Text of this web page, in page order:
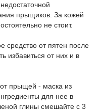
прыщиков. За кожей
не стоит.
средство от пятен после
избавиться от них и в
прыщей - маска из
для нее в
глины смешайте с 3